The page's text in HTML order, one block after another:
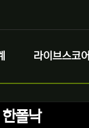
라이브스코어
폴낙